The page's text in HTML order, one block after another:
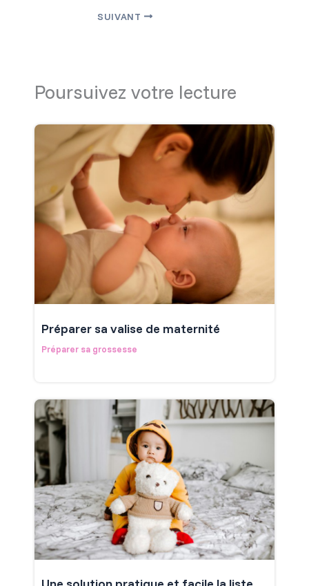
SUIVANT
Poursuivez votre lecture
Préparer sa valise de maternité
Préparer sa grossesse